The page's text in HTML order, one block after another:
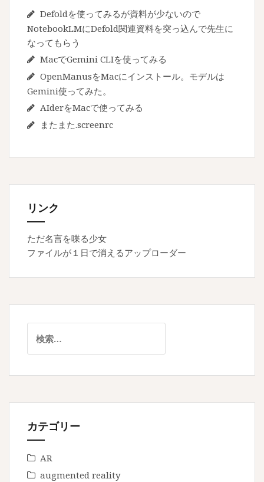
Defoldを使ってみるが資料が少ないので
NotebookLMにDefold関連資料を突っ込んで先生に
なってもらう
MacでGemini CLIを使ってみる
OpenManusをMacにインストール。モデルは
Gemini使ってみた。
AIderをMacで使ってみる
またまた.screenrc
リンク
ただ名言を喋る少女
ファイルが１日で消えるアップローダー
索:
カテゴリー
AR
augmented reality